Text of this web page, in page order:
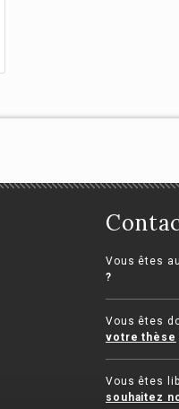
Vous êtes
?
Vous êtes
votre thèse
Vous êtes
souhaitez